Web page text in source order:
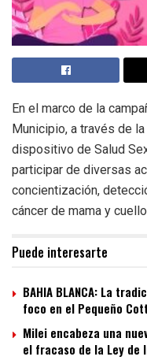
En el marco de la
Municipio, a través de
dispositivo de Salud
participar de diversas
concientización,
cáncer de mama y
Puede interesarte
BAHIA BLANCA: La
foco en el Pequeño
Milei encabeza una
el fracaso de la Ley de